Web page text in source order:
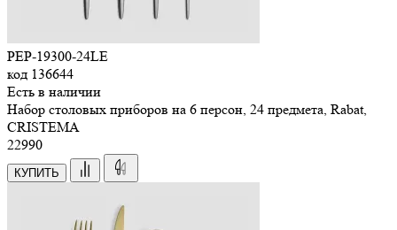
PEP-19300-24LE
код 136644
Есть в наличии
Набор столовых приборов на 6 персон, 24 предмета, Rabat,
CRISTEMA
22990
КУПИТЬ